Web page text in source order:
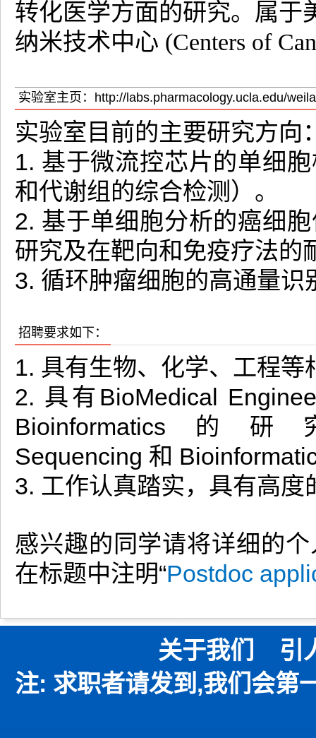
转化医学方面的研究。属于
纳米技术中心 (Centers of
实验室主页：http://labs.pharmacology.ucla.edu/
实验室目前的主要研究方向
1. 基于微流控芯片的单细
和代谢组的综合检测）。
2. 基于单细胞分析的癌细
研究及在靶向和免疫疗法的
3. 循环肿瘤细胞的高通量
招聘要求如下：
1. 具有生物、化学、工程等
2. 具有BioMedical
Bioinformatics的
Sequencing 和
3. 工作认真踏实，具有高度
感兴趣的同学请将详细的
在标题中注明“Postdoc
关于我们 引
注: 求职者请发到,我们会第